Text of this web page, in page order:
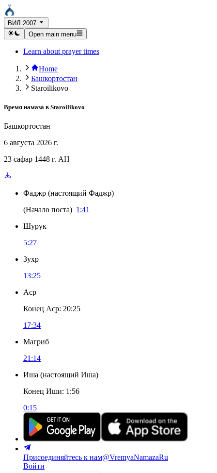
ВИЛ 2007
Open main menu
Learn about prayer times
Home
Башкортостан
Staroilikovo
Время намаза в Staroilikovo
Башкортостан
6 августа 2026 г.
23 сафар 1448 г. AH
Фаджр (настоящий Фаджр)
(Начало поста) 1:41
Шурук
5:27
Зухр
13:25
Аср
Конец Аср: 20:25
17:34
Магриб
21:14
Иша (настоящий Иша)
Конец Иши: 1:56
0:15
Присоединяйтесь к нам@VremyaNamazaRu
Войти